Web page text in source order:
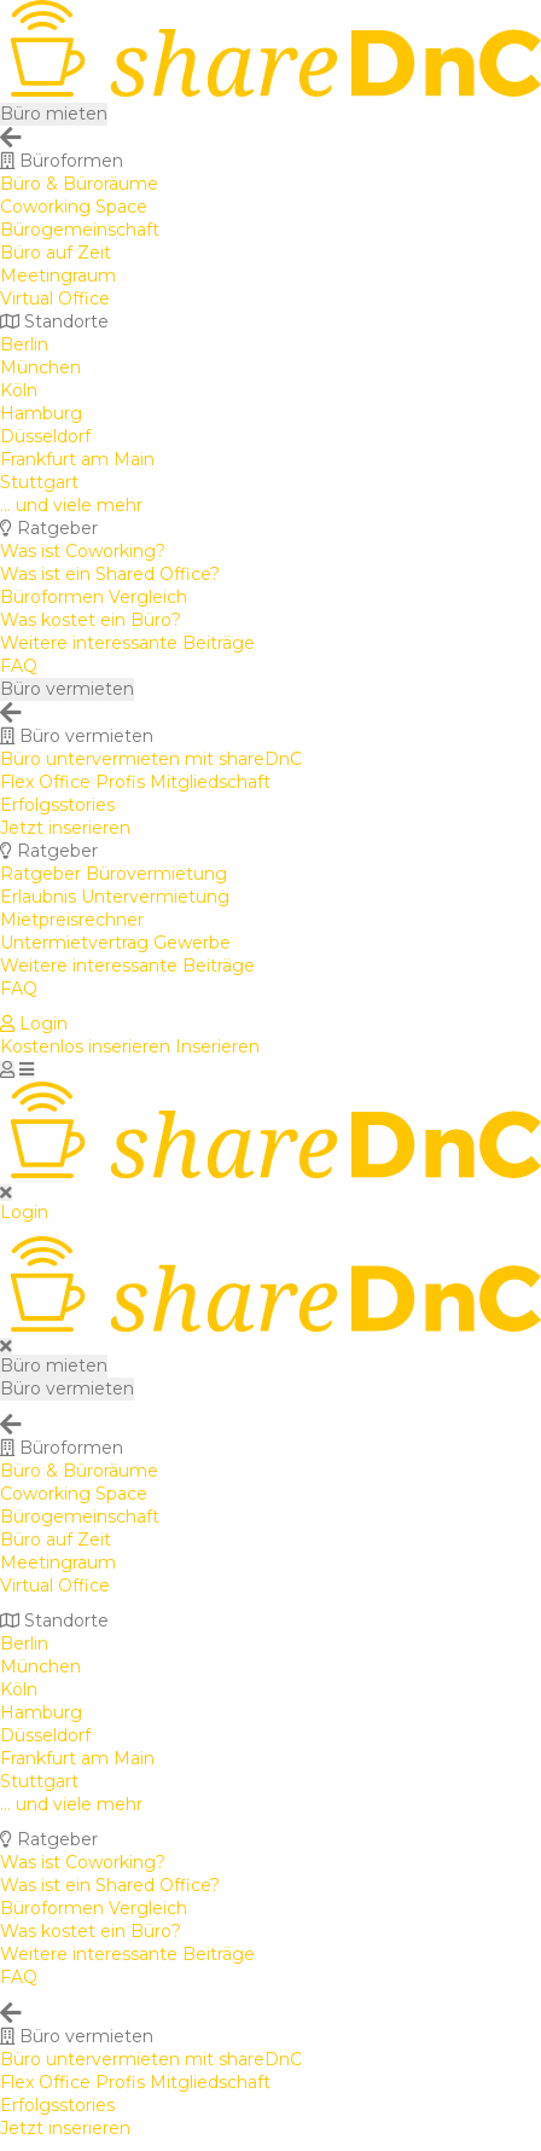
Büro mieten
Büroformen
Büro & Büroräume
Coworking Space
Bürogemeinschaft
Büro auf Zeit
Meetingraum
Virtual Office
Standorte
Berlin
München
Köln
Hamburg
Düsseldorf
Frankfurt am Main
Stuttgart
... und viele mehr
Ratgeber
Was ist Coworking?
Was ist ein Shared Office?
Büroformen Vergleich
Was kostet ein Büro?
Weitere interessante Beiträge
FAQ
Büro vermieten
Büro vermieten
Büro untervermieten mit shareDnC
Flex Office Profis Mitgliedschaft
Erfolgsstories
Jetzt inserieren
Ratgeber
Ratgeber Bürovermietung
Erlaubnis Untervermietung
Mietpreisrechner
Untermietvertrag Gewerbe
Weitere interessante Beiträge
FAQ
Login
Kostenlos inserieren Inserieren
Login
Büro mieten
Büro vermieten
Büroformen
Büro & Büroräume
Coworking Space
Bürogemeinschaft
Büro auf Zeit
Meetingraum
Virtual Office
Standorte
Berlin
München
Köln
Hamburg
Düsseldorf
Frankfurt am Main
Stuttgart
... und viele mehr
Ratgeber
Was ist Coworking?
Was ist ein Shared Office?
Büroformen Vergleich
Was kostet ein Büro?
Weitere interessante Beiträge
FAQ
Büro vermieten
Büro untervermieten mit shareDnC
Flex Office Profis Mitgliedschaft
Erfolgsstories
Jetzt inserieren